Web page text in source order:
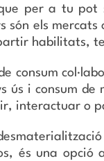
per a tu pot
són els
habilitats,
consum
ús i consum
interactuar o
és una opció